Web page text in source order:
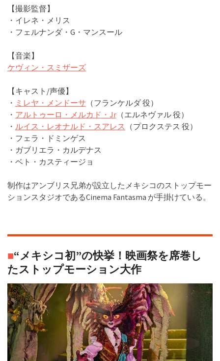
【撮影監督】
・イレネ・メリス
・フェルナンダ・G・マンスール
【音楽】
ケヴィン・スミザーズ
【キャスト/声優】
・ ミレヤ・メンドーサ （フランケルダ 役）
・ アルトゥーロ・メルカド・Jr（エルネヴァル 役）
・ ルイス・レオナルド・スアレス （プロクステス 役）
・フェラ・ドミンゲス
・ガブリエラ・カルデナス
・ベト・カスティージョ
制作はアンブリス兄弟が設立したメキシコのストップモー
ションスタジオであるCinema Fantasma が手掛けている。
■“メキシコ初”の快挙！映画祭を席巻し
たストップモーション大作